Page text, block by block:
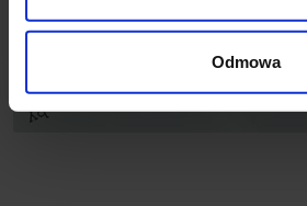
Odmowa